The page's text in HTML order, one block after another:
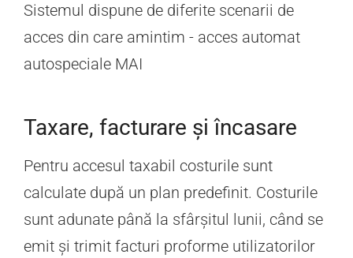
Sistemul dispune de diferite scenarii de
acces din care amintim - acces automat
autospeciale MAI
Taxare, facturare și încasare
Pentru accesul taxabil costurile sunt
calculate după un plan predefinit. Costurile
sunt adunate până la sfârșitul lunii, când se
emit și trimit facturi proforme utilizatorilor